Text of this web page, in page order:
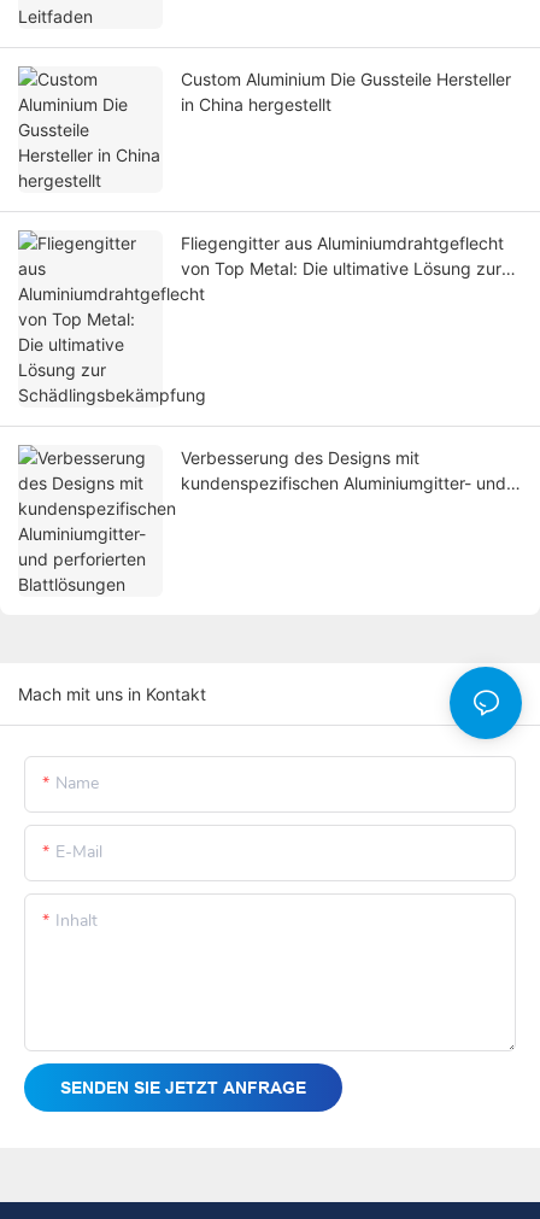
Custom Aluminium Die Gussteile Hersteller
in China hergestellt
Fliegengitter aus Aluminiumdrahtgeflecht
von Top Metal: Die ultimative Lösung zur
Schädlingsbekämpfung
Verbesserung des Designs mit
kundenspezifischen Aluminiumgitter- und
Mach mit uns in Kontakt
Name
E-Mail
Inhalt
SENDEN SIE JETZT ANFRAGE